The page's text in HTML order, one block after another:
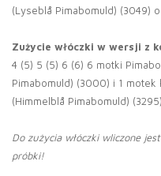
(Lyseblå Pimabomuld) (3049)
Zużycie włóczki w wersji z
4 (5) 5 (5) 6 (6) 6 motki
Pimabomuld) (3000) i 1
(Himmelblå Pimabomuld)
Do zużycia włóczki wliczone
próbki!